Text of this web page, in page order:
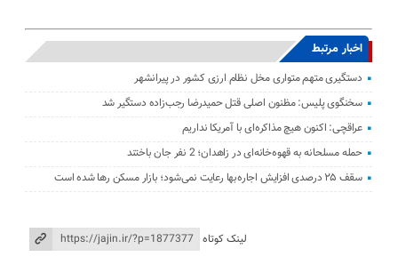
اخبار مرتبط
دستگیری متهم متواری مخل نظام ارزی کشور در پیرانشهر
سخنگوی پلیس: مظنون اصلی قتل حمیدرضا رجب‌زاده دستگیر شد
عراقچی: اکنون هیچ مذاکره‌ای با آمریکا نداریم
حمله مسلحانه به قهوه‌خانه‌ای در زاهدان؛ 2 نفر جان باختند
سقف ۲۵ درصدی افزایش اجاره‌بها رعایت نمی‌شود؛ بازار مسکن رها شده است
لینک کوتاه